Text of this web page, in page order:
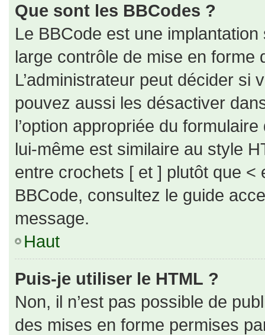
Que sont les BBCodes ?
Le BBCode est une
large contrôle de mise en forme
L’administrateur peut décider
pouvez aussi les désactiver
l’option appropriée du
lui-même est similaire au style
entre crochets [ et ] plutôt que <
BBCode, consultez le guide
message.
Haut
Puis-je utiliser le HTML ?
Non, il n’est pas possible de
des mises en forme permises